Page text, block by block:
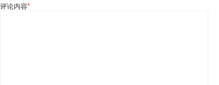
评论内容*